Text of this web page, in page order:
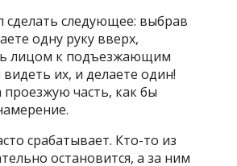
сделать следующее: выбрав
одну руку вверх,
лицом к подъезжающим
их, и делаете один!
часть, как бы
срабатывает. Кто-то из
остановится, а за ним